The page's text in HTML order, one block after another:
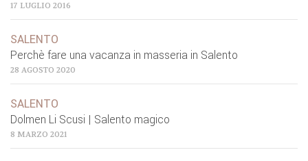
17 LUGLIO 2016
SALENTO
Perchè fare una vacanza in masseria in Salento
28 AGOSTO 2020
SALENTO
Dolmen Li Scusi | Salento magico
8 MARZO 2021